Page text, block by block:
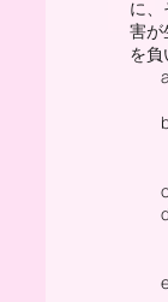
に
害が
を負